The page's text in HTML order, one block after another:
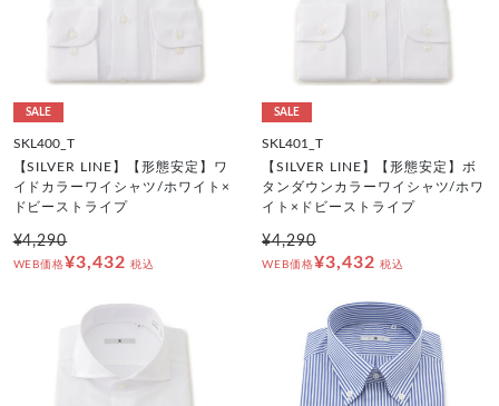
SALE
SKL400_T
【SILVER LINE】【形態安定】ワ
イドカラーワイシャツ/ホワイト×
ドビーストライプ
¥4,290
WEB価格¥3,432 税込
SALE
SKL401_T
【SILVER LINE】【形態安定】ボ
タンダウンカラーワイシャツ/ホワ
イト×ドビーストライプ
¥4,290
WEB価格¥3,432 税込